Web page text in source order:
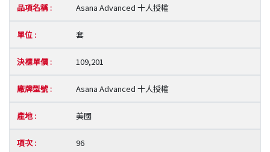
Asana Advanced 十人授權
套
109,201
Asana Advanced 十人授權
美國
96